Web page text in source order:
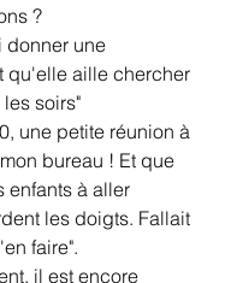
?
donner une
qu'elle aille chercher
soirs"
une petite réunion à
bureau ! Et que
enfants à aller
les doigts. Fallait
faire".
il est encore